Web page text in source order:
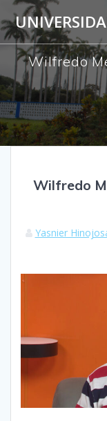
Wilfredo
Wilfredo
Yasnier